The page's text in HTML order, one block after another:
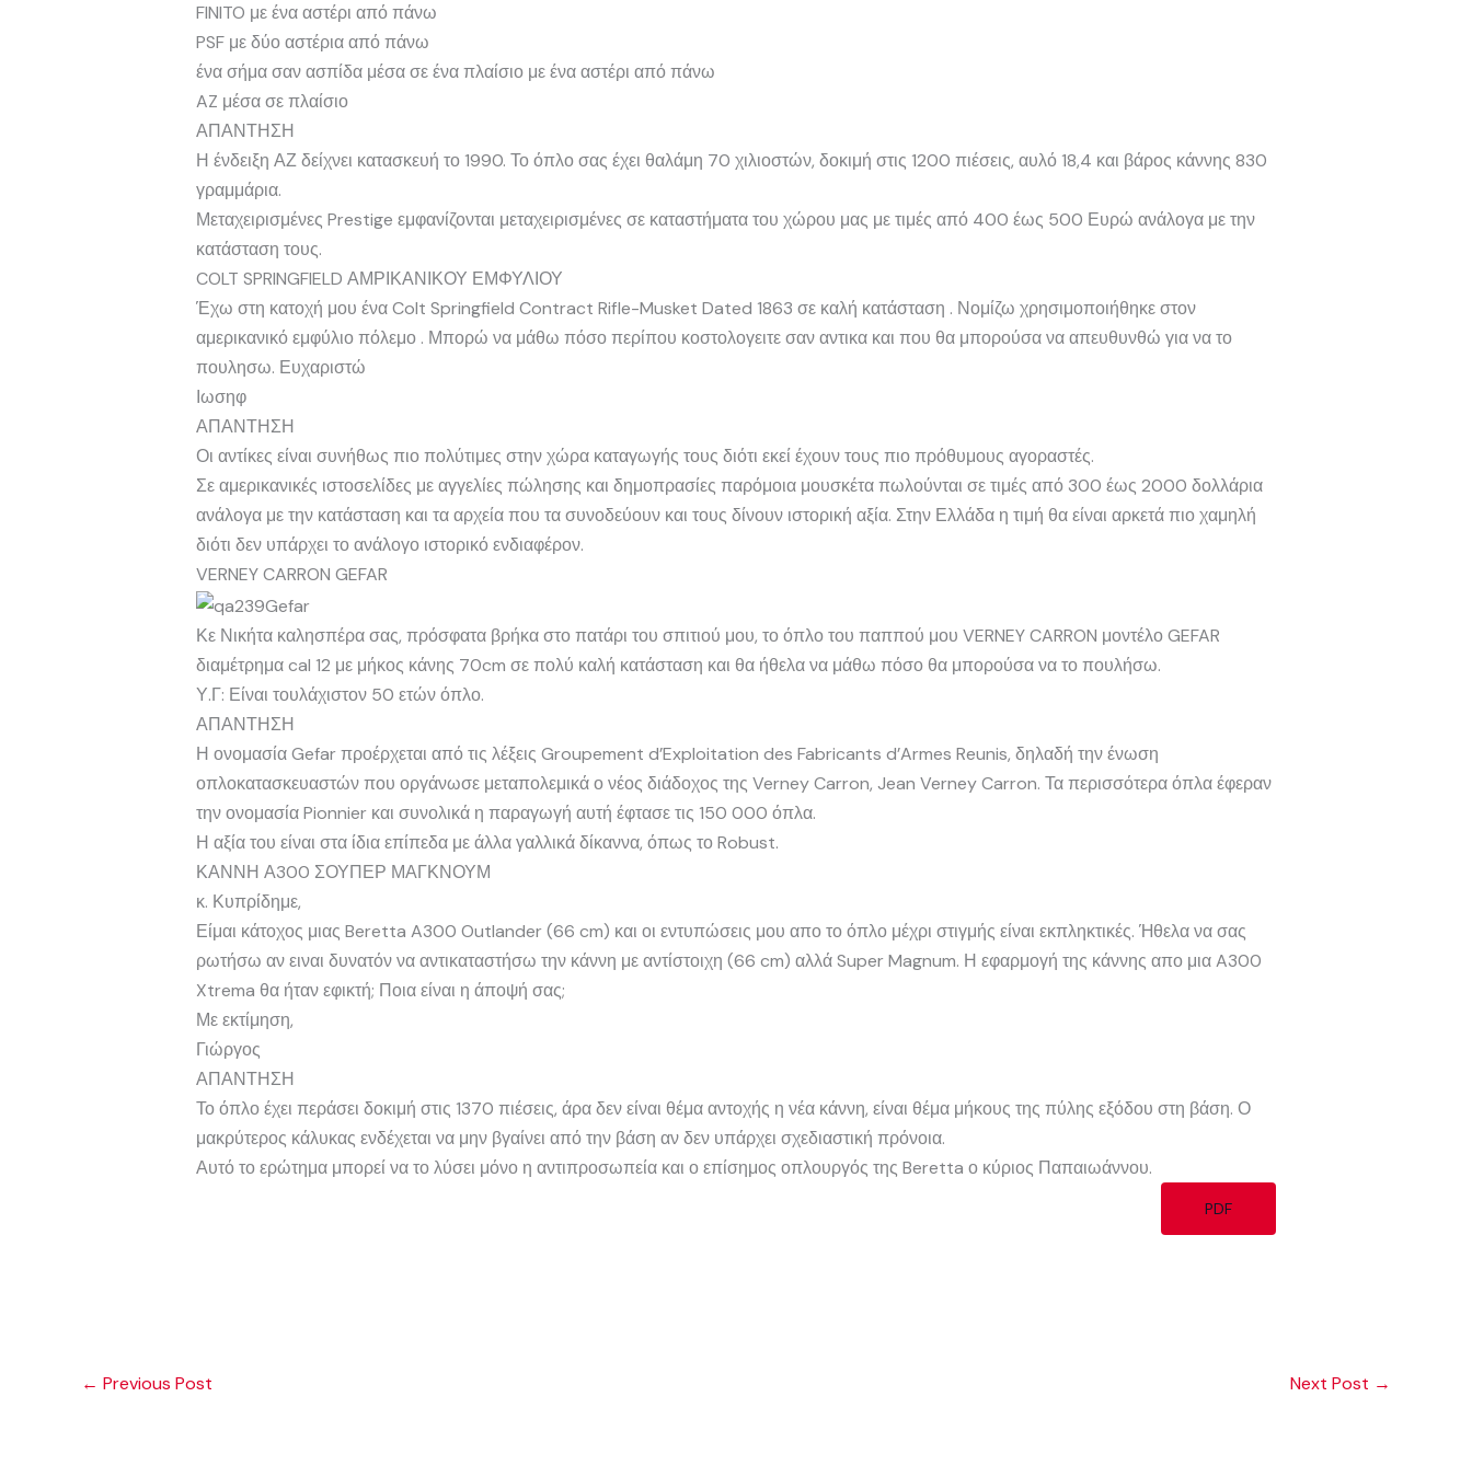
FINITO με ένα αστέρι από πάνω
PSF με δύο αστέρια από πάνω
ένα σήμα σαν ασπίδα μέσα σε ένα πλαίσιο με ένα αστέρι από πάνω
AZ μέσα σε πλαίσιο
ΑΠΑΝΤΗΣΗ
Η ένδειξη ΑΖ δείχνει κατασκευή το 1990. Το όπλο σας έχει θαλάμη 70 χιλιοστών, δοκιμή στις 1200 πιέσεις, αυλό 18,4 και βάρος κάννης 830
γραμμάρια.
Μεταχειρισμένες Prestige εμφανίζονται μεταχειρισμένες σε καταστήματα του χώρου μας με τιμές από 400 έως 500 Ευρώ ανάλογα με την
κατάσταση τους.
COLT SPRINGFIELD ΑΜΡΙΚΑΝΙΚΟΥ ΕΜΦΥΛΙΟΥ
Έχω στη κατοχή μου ένα Colt Springfield Contract Rifle-Musket Dated 1863 σε καλή κατάσταση . Νομίζω χρησιμοποιήθηκε στον
αμερικανικό εμφύλιο πόλεμο . Μπορώ να μάθω πόσο περίπου κοστολογειτε σαν αντικα και που θα μπορούσα να απευθυνθώ για να το
πουλησω. Ευχαριστώ
Ιωσηφ
ΑΠΑΝΤΗΣΗ
Οι αντίκες είναι συνήθως πιο πολύτιμες στην χώρα καταγωγής τους διότι εκεί έχουν τους πιο πρόθυμους αγοραστές.
Σε αμερικανικές ιστοσελίδες με αγγελίες πώλησης και δημοπρασίες παρόμοια μουσκέτα πωλούνται σε τιμές από 300 έως 2000 δολλάρια
ανάλογα με την κατάσταση και τα αρχεία που τα συνοδεύουν και τους δίνουν ιστορική αξία. Στην Ελλάδα η τιμή θα είναι αρκετά πιο χαμηλή
διότι δεν υπάρχει το ανάλογο ιστορικό ενδιαφέρον.
VERNEY CARRON GEFAR
Κε Νικήτα καλησπέρα σας, πρόσφατα βρήκα στο πατάρι του σπιτιού μου, το όπλο του παππού μου VERNEY CARRON μοντέλο GEFAR
διαμέτρημα cal 12 με μήκος κάνης 70cm σε πολύ καλή κατάσταση και θα ήθελα να μάθω πόσο θα μπορούσα να το πουλήσω.
Υ.Γ: Είναι τουλάχιστον 50 ετών όπλο.
ΑΠΑΝΤΗΣΗ
Η ονομασία Gefar προέρχεται από τις λέξεις Groupement d’Exploitation des Fabricants d’Armes Reunis, δηλαδή την ένωση
οπλοκατασκευαστών που οργάνωσε μεταπολεμικά ο νέος διάδοχος της Verney Carron, Jean Verney Carron. Τα περισσότερα όπλα έφεραν
την ονομασία Pionnier και συνολικά η παραγωγή αυτή έφτασε τις 150 000 όπλα.
Η αξία του είναι στα ίδια επίπεδα με άλλα γαλλικά δίκαννα, όπως το Robust.
ΚΑΝΝΗ Α300 ΣΟΥΠΕΡ ΜΑΓΚΝΟΥΜ
κ. Κυπρίδημε,
Είμαι κάτοχος μιας Beretta A300 Outlander (66 cm) και οι εντυπώσεις μου απο το όπλο μέχρι στιγμής είναι εκπληκτικές. Ήθελα να σας
ρωτήσω αν ειναι δυνατόν να αντικαταστήσω την κάννη με αντίστοιχη (66 cm) αλλά Super Magnum. Η εφαρμογή της κάννης απο μια A300
Xtrema θα ήταν εφικτή; Ποια είναι η άποψή σας;
Με εκτίμηση,
Γιώργος
ΑΠΑΝΤΗΣΗ
Το όπλο έχει περάσει δοκιμή στις 1370 πιέσεις, άρα δεν είναι θέμα αντοχής η νέα κάννη, είναι θέμα μήκους της πύλης εξόδου στη βάση. Ο
μακρύτερος κάλυκας ενδέχεται να μην βγαίνει από την βάση αν δεν υπάρχει σχεδιαστική πρόνοια.
Αυτό το ερώτημα μπορεί να το λύσει μόνο η αντιπροσωπεία και ο επίσημος οπλουργός της Beretta ο κύριος Παπαιωάννου.
PDF
← Previous Post Next Post →